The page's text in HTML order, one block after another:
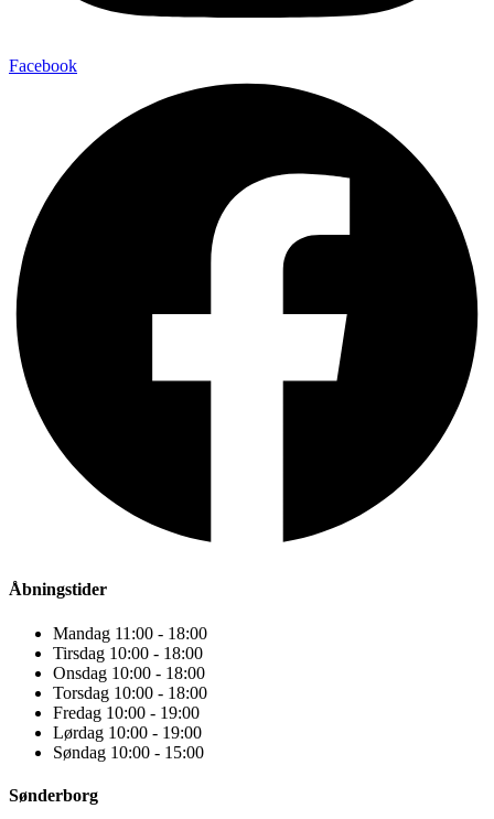
Facebook
Åbningstider
Mandag 11:00 - 18:00
Tirsdag 10:00 - 18:00
Onsdag 10:00 - 18:00
Torsdag 10:00 - 18:00
Fredag 10:00 - 19:00
Lørdag 10:00 - 19:00
Søndag 10:00 - 15:00
Sønderborg